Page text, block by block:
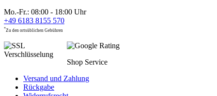
Mo.-Fr.: 08:00 - 18:00 Uhr
+49 6183 8155 570
*Zu den ortsüblichen Gebühren
Shop Service
Versand und Zahlung
Rückgabe